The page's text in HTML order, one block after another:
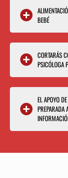
BEBÉ
CORTARÁS
PSICÓLOGA
EL APOYO
PREPARADA